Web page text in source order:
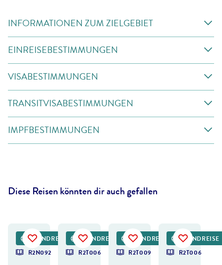
INFORMATIONEN ZUM ZIELGEBIET
EINREISEBESTIMMUNGEN
VISABESTIMMUNGEN
TRANSITVISABESTIMMUNGEN
IMPFBESTIMMUNGEN
Diese Reisen könnten dir auch gefallen
DEALRUNDREISE
R2N092
RUNDREISE
R2T006
RUNDREISE
R2T009
RUNDREISE
R2T006